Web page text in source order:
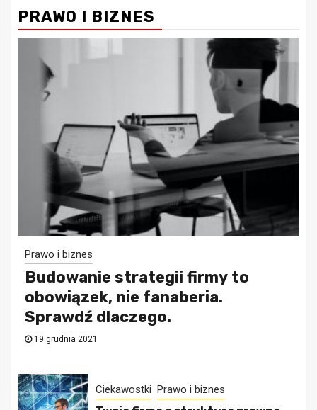
PRAWO I BIZNES
Prawo i biznes
Budowanie strategii firmy to
obowiązek, nie fanaberia.
Sprawdź dlaczego.
19 grudnia 2021
Ciekawostki Prawo i biznes